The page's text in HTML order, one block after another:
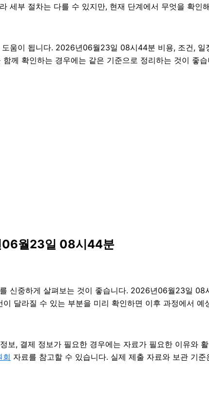
세부 절차는 다를 수 있지만, 현재 단계에서 무엇을 확인
움이 됩니다. 2026년06월23일 08시44분 비용, 조건, 일
께 확인하는 경우에는 같은 기준으로 정리하는 것이 좋습
06월23일 08시44분
신중하게 살펴보는 것이 좋습니다. 2026년06월23일
달라질 수 있는 부분을 미리 확인하면 이후 과정에서 예
보, 결제 정보가 필요한 경우에는 자료가 필요한 이유와
회 자료를 참고할 수 있습니다. 실제 제출 자료와 보관 기